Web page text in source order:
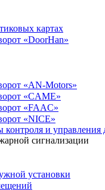
картах
«DoorHan»
«AN-Motors»
«CAME»
«FAAC»
«NICE»
контроля и управления
сигнализации
установки